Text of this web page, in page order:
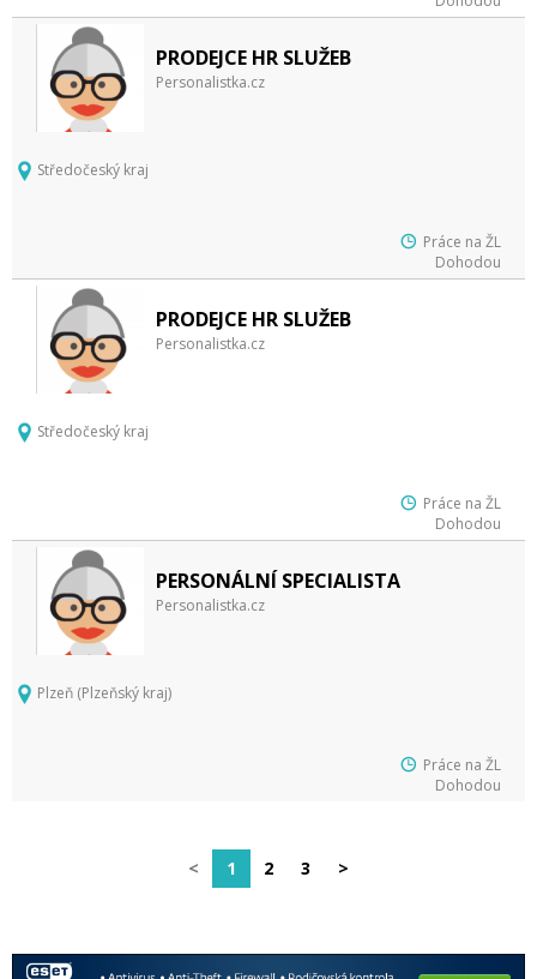
PRODEJCE HR SLUŽEB
Personalistka.cz
Středočeský kraj
Práce na ŽL
Dohodou
PRODEJCE HR SLUŽEB
Personalistka.cz
Středočeský kraj
Práce na ŽL
Dohodou
PERSONÁLNÍ SPECIALISTA
Personalistka.cz
Plzeň (Plzeňský kraj)
Práce na ŽL
Dohodou
< 1 2 3 >